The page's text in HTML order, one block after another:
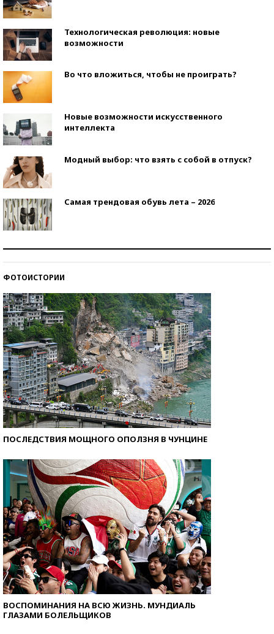
Технологическая революция: новые
возможности
Во что вложиться, чтобы не проиграть?
Новые возможности искусственного
интеллекта
Модный выбор: что взять с собой в отпуск?
Самая трендовая обувь лета – 2026
ФОТОИСТОРИИ
ПОСЛЕДСТВИЯ МОЩНОГО ОПОЛЗНЯ В ЧУНЦИНЕ
ВОСПОМИНАНИЯ НА ВСЮ ЖИЗНЬ. МУНДИАЛЬ
ГЛАЗАМИ БОЛЕЛЬЩИКОВ